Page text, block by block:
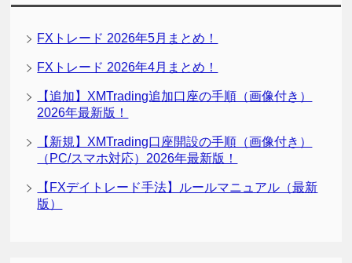
FXトレード 2026年5月まとめ！
FXトレード 2026年4月まとめ！
【追加】XMTrading追加口座の手順（画像付き）
2026年最新版！
【新規】XMTrading口座開設の手順（画像付き）
（PC/スマホ対応）2026年最新版！
【FXデイトレード手法】ルールマニュアル（最新
版）